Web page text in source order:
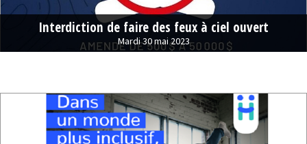
Interdiction de faire des feux à ciel ouvert
Mardi 30 mai 2023